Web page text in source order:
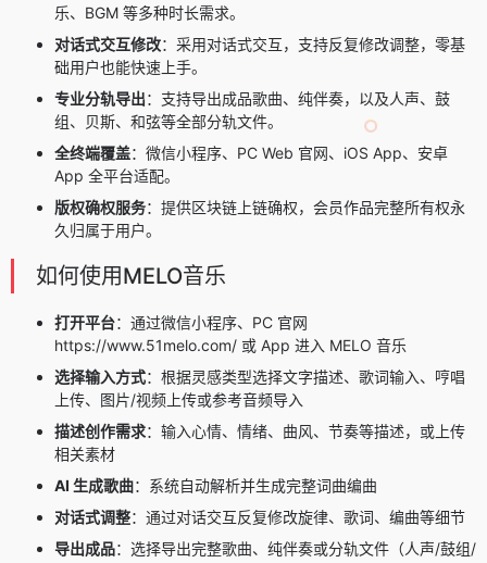
乐、BGM 等多种时长需求。
对话式交互修改：采用对话式交互，支持反复修改调整，零基
础用户也能快速上手。
专业分轨导出：支持导出成品歌曲、纯伴奏，以及人声、鼓
组、贝斯、和弦等全部分轨文件。
全终端覆盖：微信小程序、PC Web 官网、iOS App、安卓
App 全平台适配。
版权确权服务：提供区块链上链确权，会员作品完整所有权永
久归属于用户。
如何使用MELO音乐
打开平台：通过微信小程序、PC 官网
https://www.51melo.com/ 或 App 进入 MELO 音乐
选择输入方式：根据灵感类型选择文字描述、歌词输入、哼唱
上传、图片/视频上传或参考音频导入
描述创作需求：输入心情、情绪、曲风、节奏等描述，或上传
相关素材
AI 生成歌曲：系统自动解析并生成完整词曲编曲
对话式调整：通过对话交互反复修改旋律、歌词、编曲等细节
导出成品：选择导出完整歌曲、纯伴奏或分轨文件（人声/鼓组/